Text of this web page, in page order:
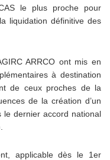
le plus proche pour
liquidation définitive des
ARRCO ont mis en
à destination
de ceux proches de la
de la création d’un
le dernier accord national
applicable dès le 1er